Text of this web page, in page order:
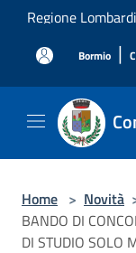
Salta al contenuto
Regione
Bormio |
Home > Novità
BANDO DI
DI STUDIO